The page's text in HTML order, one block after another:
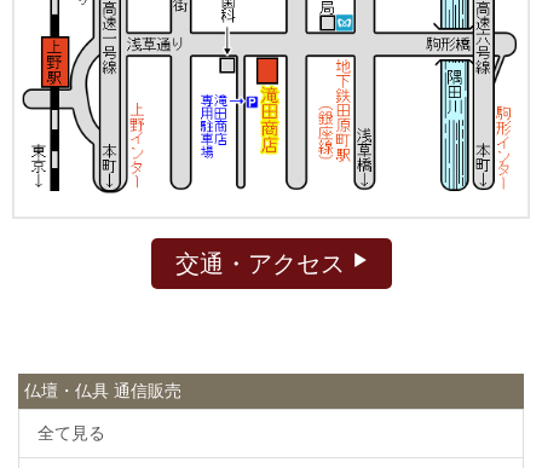
交通・アクセス
仏壇・仏具 通信販売
全て見る